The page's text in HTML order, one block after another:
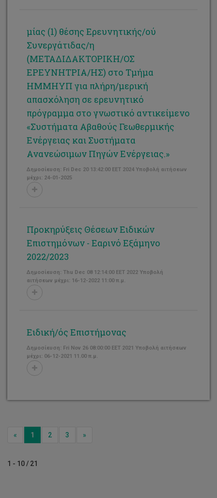
μίας (1) θέσης Ερευνητικής/ού
Συνεργάτιδας/η
(ΜΕΤΑΔΙΔΑΚΤΟΡΙΚΗ/ΟΣ
ΕΡΕΥΝΗΤΡΙΑ/ΗΣ) στο Τμήμα
ΗΜΜΗΥΠ για πλήρη/μερική
απασχόληση σε ερευνητικό
πρόγραμμα στο γνωστικό αντικείμενο
«Συστήματα Αβαθούς Γεωθερμικής
Ενέργειας και Συστήματα
Ανανεώσιμων Πηγών Ενέργειας.»
Δημοσίευση: Fri Dec 20 13:42:00 EET 2024 Υποβολή αιτήσεων
μέχρι: 24-01-2025
Προκηρύξεις Θέσεων Ειδικών
Επιστημόνων - Εαρινό Εξάμηνο
2022/2023
Δημοσίευση: Thu Dec 08 12:14:00 EET 2022 Υποβολή
αιτήσεων μέχρι: 16-12-2022 11:00 π.μ.
Ειδική/ός Επιστήμονας
Δημοσίευση: Fri Nov 26 08:00:00 EET 2021 Υποβολή αιτήσεων
μέχρι: 06-12-2021 11.00 π.μ.
« Previous
1 2 3 »
1 - 10 / 21